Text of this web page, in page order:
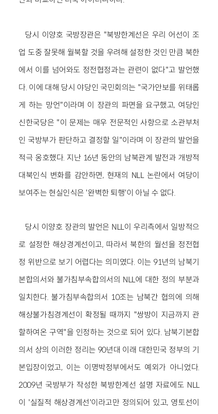
당시 이양호 국방장관은 "북방한계선은 우리 어선이 조
업 도중 잘못해 월북할 것을 우려해 설정한 것인 만큼 북한
에서 이를 넘어와도 정전협정과는 관련이 없다"고 발언했
다. 이에 대해 당시 야당인 국민회의는 "국가안보를 위태롭
게 하는 망언"이라며 이 장관의 파면을 요구했고, 여당인
신한국당은 "이 문제는 매우 전문적인 사항으로 소관부처
인 국방부가 판단하고 결정할 일"이라며 이 장관의 발언을
적극 옹호했다. 지난 16년 동안의 남북관계 발전과 개방적
대북인식 변화를 감안하면, 현재의 NLL 논란에서 여당이
보여주는 현실인식은 '완벽한 퇴행'이 아닐 수 없다.
당시 이양호 장관의 발언은 NLL이 우리측에서 일방적으
로 설정한 해상경계선이고, 따라서 북한의 월선을 정전협
정 위반으로 보기 어렵다는 의미였다. 이는 91년의 남북기
본합의서와 불가침부속합의서의 NLL에 대한 정의 부분과
일치한다. 불가침부속합의서 10조는 남북간 협의에 의해
해상불가침경계선이 확정될 때까지 "쌍방이 지금까지 관
할하여온 구역"을 인정하는 것으로 되어 있다. 남북기본합
의서 상의 이러한 정리는 90년대 이래 대한민국 정부의 기
본입장이었고, 이는 이명박정부에서도 예외가 아니었다.
2009년 국방부가 작성한 북방한계선 설명 자료에도 NLL
이 '실질적 해상경계선'이라고만 정의되어 있고, 영토선이